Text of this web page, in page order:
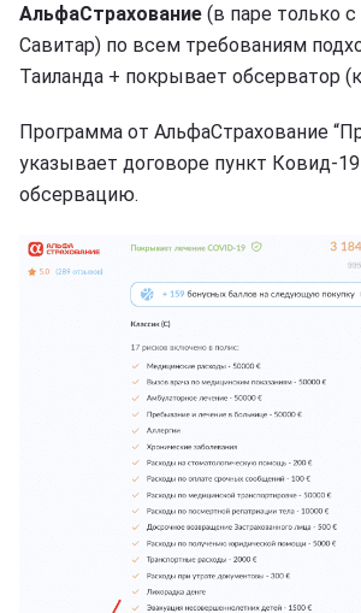
АльфаСтрахование (в паре только
Савитар) по всем требованиям
Таиланда + покрывает обсерватор
Программа от АльфаСтрахование
указывает договоре пункт Ковид-
обсервацию.